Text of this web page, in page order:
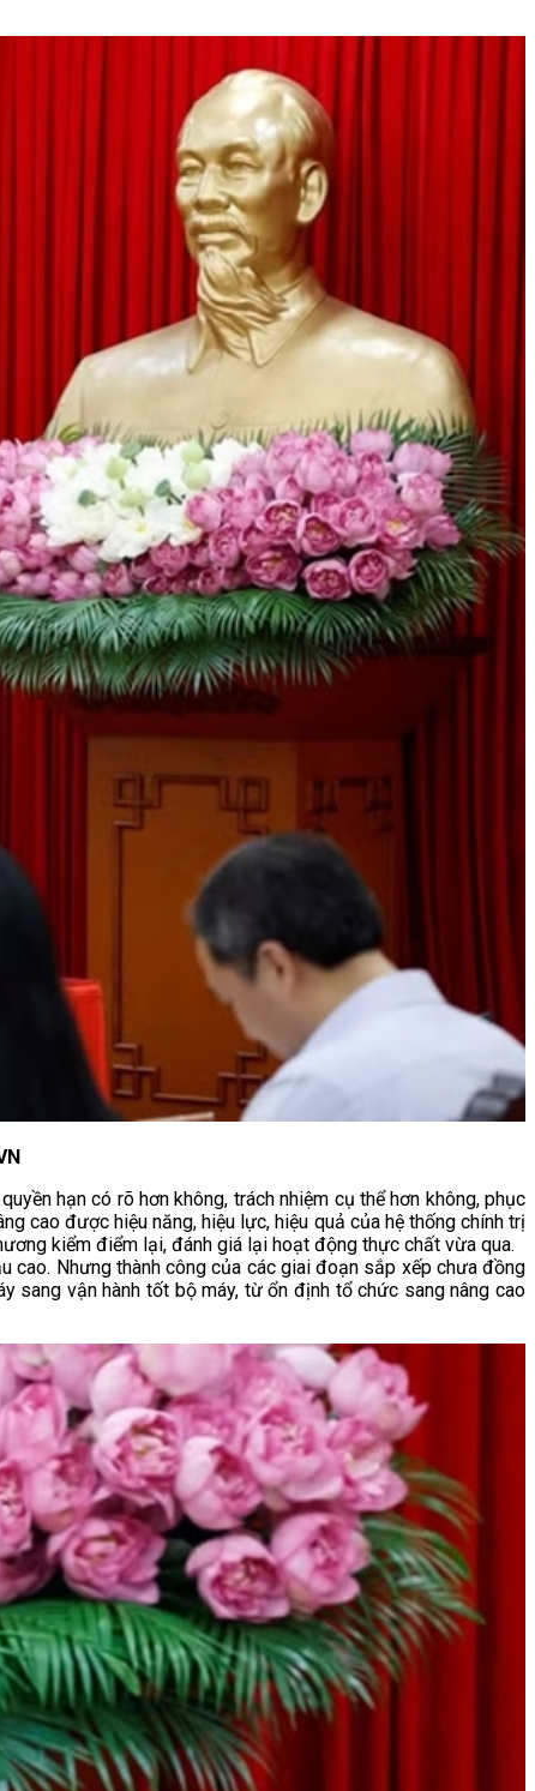
hạn có rõ hơn không, trách nhiệm cụ thể hơn không, phục
cao được hiệu năng, hiệu lực, hiệu quả của hệ thống chính trị
kiểm điểm lại, đánh giá lại hoạt động thực chất vừa qua.
cao. Nhưng thành công của các giai đoạn sắp xếp chưa đồng
sang vận hành tốt bộ máy, từ ổn định tổ chức sang nâng cao